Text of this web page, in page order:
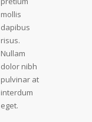
mollis
dapibus
risus.
Nullam
dolor nibh
pulvinar at
interdum
eget.